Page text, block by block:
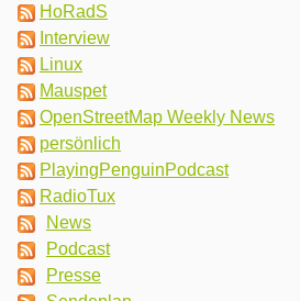
HoRadS
Interview
Linux
Mauspet
OpenStreetMap Weekly News
persönlich
PlayingPenguinPodcast
RadioTux
News
Podcast
Presse